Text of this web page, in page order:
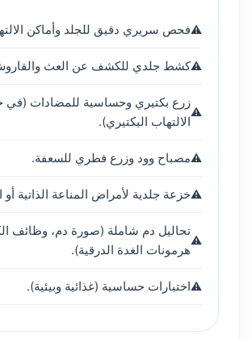
فحص سريري دقيق للجلد وأماكن
كشط جلدي للكشف عن العث
زرع بكتيري وحساسية للمضادات (في
الالتهاب البكتيري).
مصباح وود وزرع فطري للسعفة.
خزعة جلدية لأمراض المناعة الذاتية أو
تحاليل دم شاملة (صورة دم، وظائف
هرمونات الغدة الدرقية).
اختبارات حساسية (غذائية وبيئية).